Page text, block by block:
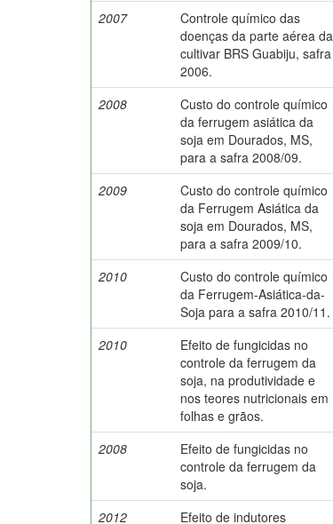
2007
Controle químico das
doenças da parte aérea da
cultivar BRS Guabiju, safra
2006.
2008
Custo do controle químico
da ferrugem asiática da
soja em Dourados, MS,
para a safra 2008/09.
2009
Custo do controle químico
da Ferrugem Asiática da
soja em Dourados, MS,
para a safra 2009/10.
2010
Custo do controle químico
da Ferrugem-Asiática-da-
Soja para a safra 2010/11.
2010
Efeito de fungicidas no
controle da ferrugem da
soja, na produtividade e
nos teores nutricionais em
folhas e grãos.
2008
Efeito de fungicidas no
controle da ferrugem da
soja.
2012
Efeito de indutores